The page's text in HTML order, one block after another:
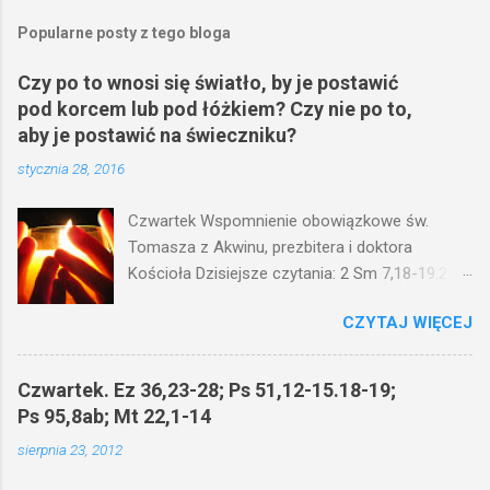
Popularne posty z tego bloga
Czy po to wnosi się światło, by je postawić
pod korcem lub pod łóżkiem? Czy nie po to,
aby je postawić na świeczniku?
stycznia 28, 2016
Czwartek Wspomnienie obowiązkowe św.
Tomasza z Akwinu, prezbitera i doktora
Kościoła Dzisiejsze czytania: 2 Sm 7,18-19.24-
(Mk 4,21-25) Jezus mówił ludowi: Czy po to
wnosi się światło, by je postawić pod korcem
na świeczniku? Nie ma bowiem nic ukrytego, co
by nie miało wyjść na jaw. Kto ma uszy do
CZYTAJ WIĘCEJ
Czwartek. Ez 36,23-28; Ps 51,12-15.18-19;
Ps 95,8ab; Mt 22,1-14
sierpnia 23, 2012